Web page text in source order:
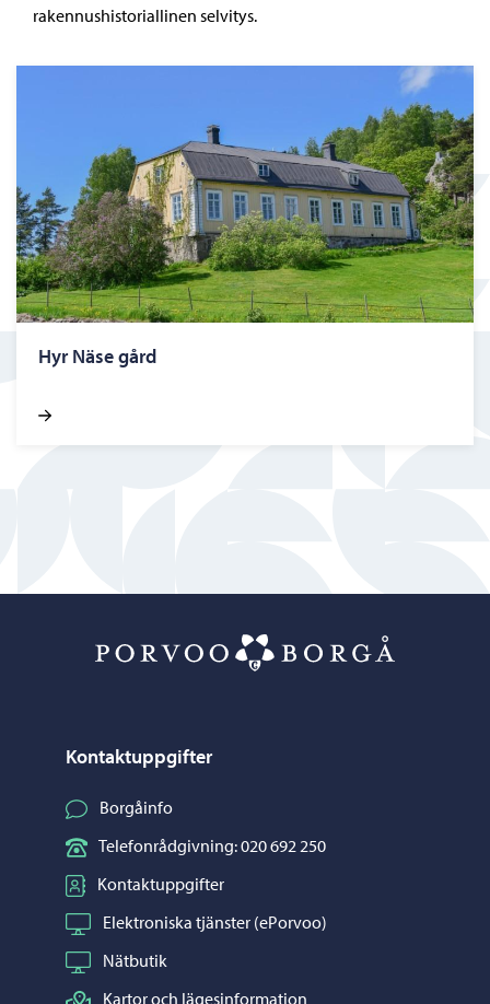
rakennushistoriallinen selvitys.
Hyr Näse gård
Kontaktuppgifter
Borgåinfo
Telefonrådgivning: 020 692 250
Kontaktuppgifter
Elektroniska tjänster (ePorvoo)
Nätbutik
Kartor och lägesinformation